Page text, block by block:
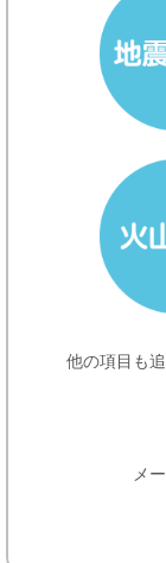
他の項目も
メ